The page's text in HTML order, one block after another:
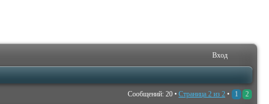
Вход
Сообщений: 20 • Страница 2 из 2 • 1 2